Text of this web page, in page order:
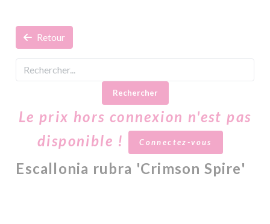
Retour
Rechercher
Le prix hors connexion n'est pas
disponible !
Connectez-vous
Escallonia rubra 'Crimson Spire'